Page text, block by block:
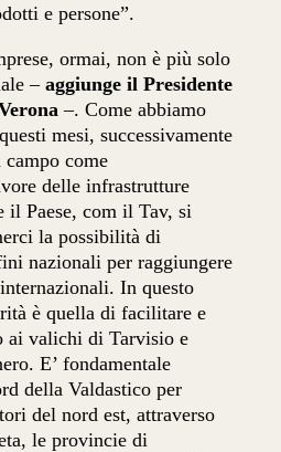
e persone”.
ormai, non è più solo
–aggiunge il Presidente
–. Come abbiamo
mesi, successivamente
campo come
delle infrastrutture
il Paese, com il Tav, si
la possibilità di
nazionali per raggiungere
In questo
è quella di facilitare e
ai valichi di Tarvisio e
E’ fondamentale
della Valdastico per
del nord est, attraverso
le provincie di